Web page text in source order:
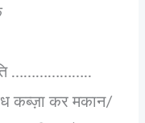
………………..
कब्ज़ा कर मकान/